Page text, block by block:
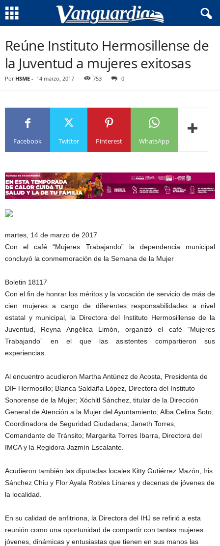
Reúne Instituto Hermosillense de
la Juventud a mujeres exitosas
Por HSME - 14 marzo, 2017 753 0
Facebook Twitter Pinterest WhatsApp
martes, 14 de marzo de 2017
Con el café “Mujeres Trabajando” la dependencia municipal
concluyó la conmemoración de la Semana de la Mujer
Boletin 18117
Con el fin de honrar los méritos y la vocación de servicio de más de
cien mujeres a cargo de diferentes responsabilidades a nivel
estatal y municipal, la Directora del Instituto Hermosillense de la
Juventud, Reyna Angélica Limón, organizó el café “Mujeres
Trabajando” en el que las asistentes compartieron sus
experiencias.
Al encuentro acudieron Martha Antúnez de Acosta, Presidenta de
DIF Hermosillo; Blanca Saldaña López, Directora del Instituto
Sonorense de la Mujer; Xóchitl Sánchez, titular de la Dirección
General de Atención a la Mujer del Ayuntamiento; Alba Celina Soto,
Coordinadora de Seguridad Ciudadana; Janeth Torres,
Comandante de Tránsito; Margarita Torres Ibarra, Directora del
IMCA y la Regidora Jazmín Escalante.
Acudieron también las diputadas locales Kitty Gutiérrez Mazón, Iris
Sánchez Chiu y Flor Ayala Robles Linares y decenas de jóvenes de
la localidad.
En su calidad de anfitriona, la Directora del IHJ se refirió a esta
reunión como una oportunidad de compartir con tantas mujeres
jóvenes, dinámicas y entusiastas que tienen en sus manos las